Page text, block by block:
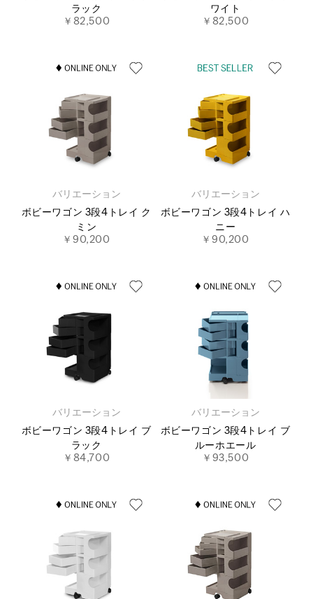
ラック
￥82,500
ワイト
￥82,500
バリエーション
ボビーワゴン 3段4トレイ ク
ミン
￥90,200
バリエーション
ボビーワゴン 3段4トレイ ハ
ニー
￥90,200
バリエーション
ボビーワゴン 3段4トレイ ブ
ラック
￥84,700
バリエーション
ボビーワゴン 3段4トレイ ブ
ルーホエール
￥93,500